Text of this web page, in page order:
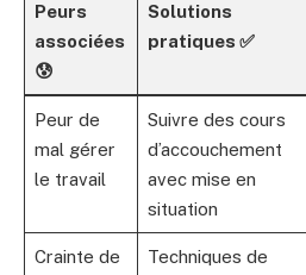
Peurs
associées
😰
Solutions
pratiques ✅
Peur de
mal gérer
le travail
Suivre des cours
d’accouchement
avec mise en
situation
Crainte de
Techniques de